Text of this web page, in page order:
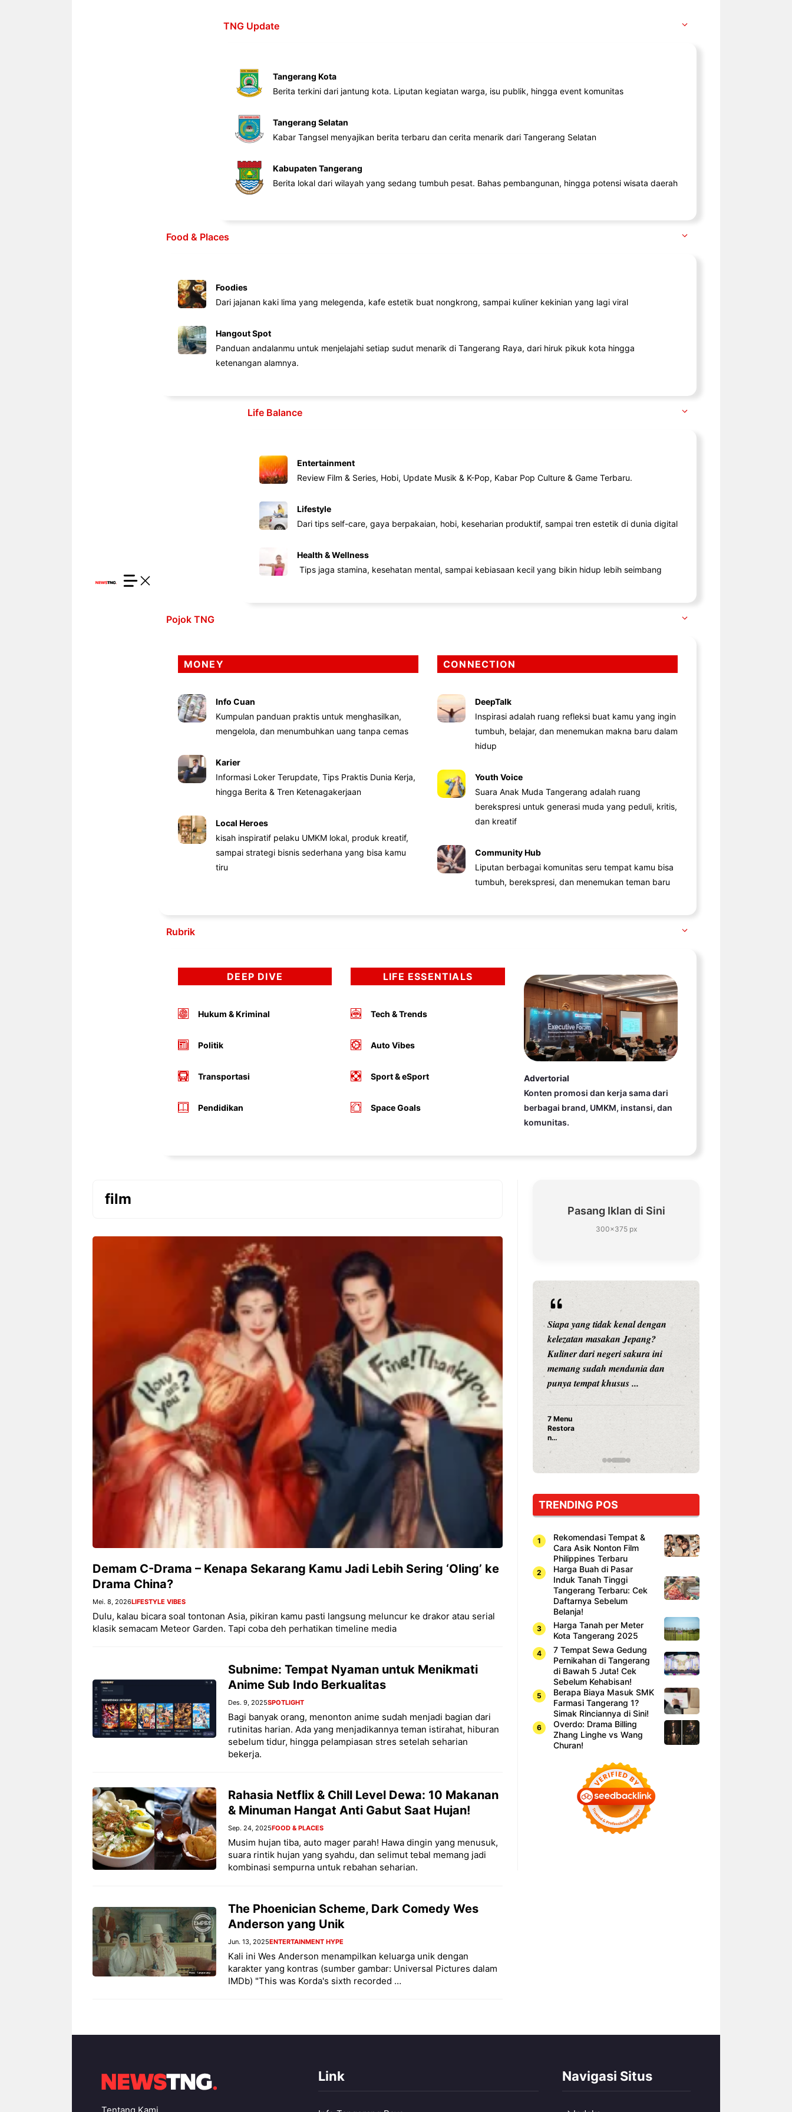
TNG Update
Tangerang Kota
Berita terkini dari jantung kota. Liputan kegiatan warga, isu publik, hingga event komunitas
Tangerang Selatan
Kabar Tangsel menyajikan berita terbaru dan cerita menarik dari Tangerang Selatan
Kabupaten Tangerang
Berita lokal dari wilayah yang sedang tumbuh pesat. Bahas pembangunan, hingga potensi wisata daerah
Food & Places
Foodies
Dari jajanan kaki lima yang melegenda, kafe estetik buat nongkrong, sampai kuliner kekinian yang lagi viral
Hangout Spot
Panduan andalanmu untuk menjelajahi setiap sudut menarik di Tangerang Raya, dari hiruk pikuk kota hingga
ketenangan alamnya.
Life Balance
Entertainment
Review Film & Series, Hobi, Update Musik & K-Pop, Kabar Pop Culture & Game Terbaru.
Lifestyle
Dari tips self-care, gaya berpakaian, hobi, keseharian produktif, sampai tren estetik di dunia digital
Health & Wellness
Tips jaga stamina, kesehatan mental, sampai kebiasaan kecil yang bikin hidup lebih seimbang
Pojok TNG
MONEY
Info Cuan
Kumpulan panduan praktis untuk menghasilkan,
mengelola, dan menumbuhkan uang tanpa cemas
Karier
Informasi Loker Terupdate, Tips Praktis Dunia Kerja,
hingga Berita & Tren Ketenagakerjaan
Local Heroes
kisah inspiratif pelaku UMKM lokal, produk kreatif,
sampai strategi bisnis sederhana yang bisa kamu
tiru
CONNECTION
DeepTalk
Inspirasi adalah ruang refleksi buat kamu yang ingin
tumbuh, belajar, dan menemukan makna baru dalam
hidup
Youth Voice
Suara Anak Muda Tangerang adalah ruang
berekspresi untuk generasi muda yang peduli, kritis,
dan kreatif
Community Hub
Liputan berbagai komunitas seru tempat kamu bisa
tumbuh, berekspresi, dan menemukan teman baru
Rubrik
DEEP DIVE
Hukum & Kriminal
Politik
Transportasi
Pendidikan
LIFE ESSENTIALS
Tech & Trends
Auto Vibes
Sport & eSport
Space Goals
Advertorial
Konten promosi dan kerja sama dari
berbagai brand, UMKM, instansi, dan
komunitas.
film
Demam C-Drama – Kenapa Sekarang Kamu Jadi Lebih Sering ‘Oling’ ke
Drama China?
Mei. 8, 2026LIFESTYLE VIBES
Dulu, kalau bicara soal tontonan Asia, pikiran kamu pasti langsung meluncur ke drakor atau serial
klasik semacam Meteor Garden. Tapi coba deh perhatikan timeline media
Subnime: Tempat Nyaman untuk Menikmati
Anime Sub Indo Berkualitas
Des. 9, 2025SPOTLIGHT
Bagi banyak orang, menonton anime sudah menjadi bagian dari
rutinitas harian. Ada yang menjadikannya teman istirahat, hiburan
sebelum tidur, hingga pelampiasan stres setelah seharian
bekerja.
Rahasia Netflix & Chill Level Dewa: 10 Makanan
& Minuman Hangat Anti Gabut Saat Hujan!
Sep. 24, 2025FOOD & PLACES
Musim hujan tiba, auto mager parah! Hawa dingin yang menusuk,
suara rintik hujan yang syahdu, dan selimut tebal memang jadi
kombinasi sempurna untuk rebahan seharian.
The Phoenician Scheme, Dark Comedy Wes
Anderson yang Unik
Jun. 13, 2025ENTERTAINMENT HYPE
Kali ini Wes Anderson menampilkan keluarga unik dengan
karakter yang kontras (sumber gambar: Universal Pictures dalam
IMDb) "This was Korda's sixth recorded …
Pasang Iklan di Sini
300×375 px
dunia hiburan, Nunung Srimulat
dan Vicky Prasetyo, kini merambah
dunia kuliner dengan membuka
Nunung Srimulat & Vicky
Prasetyo Buka Restoran
Ayam Panggang! Cuma Rp
15 Ribu, Resep Rahasia
Mami Bikin Nagih!
Bandung – Menyambut pergantian
tahun 2026, restoran all you can
eat Kakkoii All You Can Eat
Bandung menghadirkan
penawaran spesial ...
Sambut 2026, Kakkoii
Bandung Hadirkan Pesta All
You Can Eat Mulai Rp
145.000
Pernah gak sih kamu mulai
ngerjain sesuatu cuma buat iseng-
iseng, eh ternyata malah jadi
peluang bisnis yang
menguntungkan? Nah, itulah ...
Dari Iseng Jadi Cuan: Kisah
TUM_ATUL yang Ubah
Hampers Jadi Bisnis Kece
Siapa yang tidak kenal dengan
kelezatan masakan Jepang?
Kuliner dari negeri sakura ini
memang sudah mendunia dan
punya tempat khusus ...
7 Menu
Restora
n
yang
Dicoba,
Cuma
Sushi!
TRENDING POS
Rekomendasi Tempat &
Cara Asik Nonton Film
Philippines Terbaru
Harga Buah di Pasar
Induk Tanah Tinggi
Tangerang Terbaru: Cek
Daftarnya Sebelum
Belanja!
Harga Tanah per Meter
Kota Tangerang 2025
7 Tempat Sewa Gedung
Pernikahan di Tangerang
di Bawah 5 Juta! Cek
Sebelum Kehabisan!
Berapa Biaya Masuk SMK
Farmasi Tangerang 1?
Simak Rinciannya di Sini!
Overdo: Drama Billing
Zhang Linghe vs Wang
Churan!
Tentang Kami
Link Navigasi Situs